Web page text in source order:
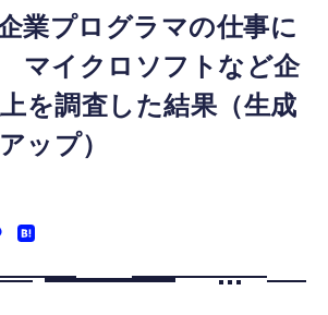
AI
ガジェット
ゲーム
カルチャー
業プログラマの仕事に
マイクロソフトなど企
を調査した結果（生成
ップ）